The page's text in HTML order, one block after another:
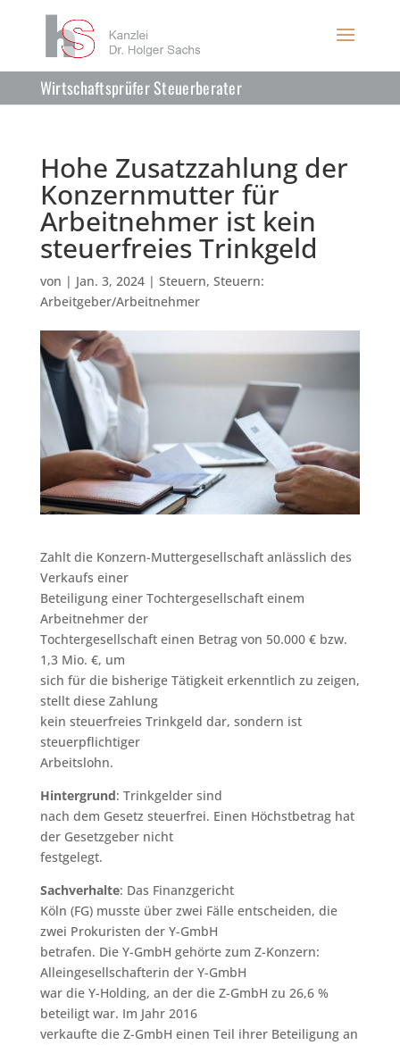
Wirtschaftsprüfer Steuerberater
Hohe Zusatzzahlung der
Konzernmutter für
Arbeitnehmer ist kein
steuerfreies Trinkgeld
von | Jan. 3, 2024| Steuern, Steuern:
Arbeitgeber/Arbeitnehmer
Zahlt die Konzern-Muttergesellschaft anlässlich des
Verkaufs einer
Beteiligung einer Tochtergesellschaft einem
Arbeitnehmer der
Tochtergesellschaft einen Betrag von 50.000 € bzw.
1,3 Mio. €, um
sich für die bisherige Tätigkeit erkenntlich zu zeigen,
stellt diese Zahlung
kein steuerfreies Trinkgeld dar, sondern ist
steuerpflichtiger
Arbeitslohn.
Hintergrund: Trinkgelder sind
nach dem Gesetz steuerfrei. Einen Höchstbetrag hat
der Gesetzgeber nicht
festgelegt.
Sachverhalte: Das Finanzgericht
Köln (FG) musste über zwei Fälle entscheiden, die
zwei Prokuristen der Y-GmbH
betrafen. Die Y-GmbH gehörte zum Z-Konzern:
Alleingesellschafterin der Y-GmbH
war die Y-Holding, an der die Z-GmbH zu 26,6 %
beteiligt war. Im Jahr 2016
verkaufte die Z-GmbH einen Teil ihrer Beteiligung an